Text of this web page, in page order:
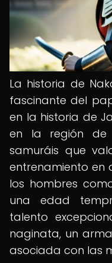
La historia de
fascinante del
en la historia de
en la región de
samuráis que
entrenamiento en
los hombres
una edad
talento
naginata, un
asociada con las